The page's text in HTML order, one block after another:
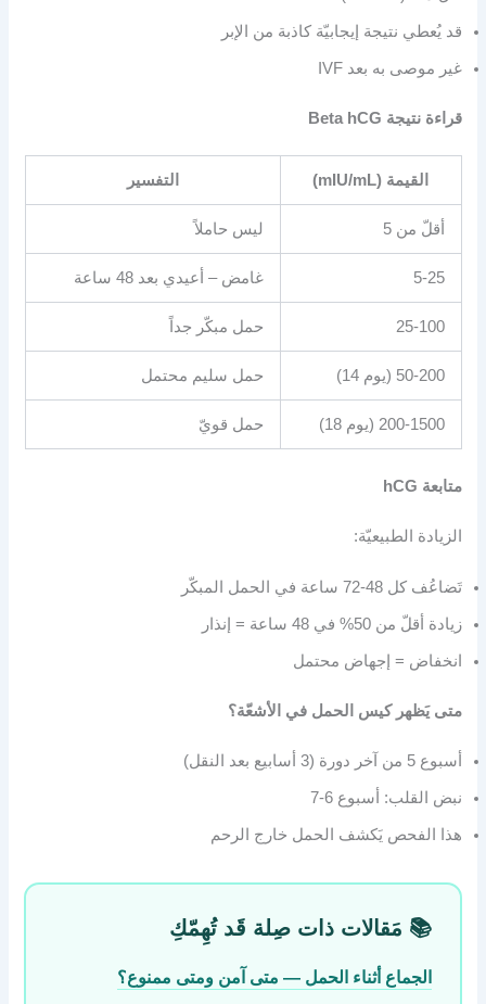
قد يُعطي نتيجة إيجابيّة كاذبة من الإبر
غير موصى به بعد IVF
قراءة نتيجة Beta hCG
القيمة (mIU/mL) التفسير
أقلّ من 5 ليس حاملاً
5-25 غامض – أعيدي بعد 48 ساعة
25-100 حمل مبكّر جداً
50-200 (يوم 14) حمل سليم محتمل
200-1500 (يوم 18) حمل قويّ
متابعة hCG
الزيادة الطبيعيّة:
تَضاعُف كل 48-72 ساعة في الحمل المبكّر
زيادة أقلّ من 50% في 48 ساعة = إنذار
انخفاض = إجهاض محتمل
متى يَظهر كيس الحمل في الأشعّة؟
أسبوع 5 من آخر دورة (3 أسابيع بعد النقل)
نبض القلب: أسبوع 6-7
هذا الفحص يَكشف الحمل خارج الرحم
📚 مَقالات ذات صِلة قَد تُهِمّكِ
الجماع أثناء الحمل — متى آمن ومتى ممنوع؟